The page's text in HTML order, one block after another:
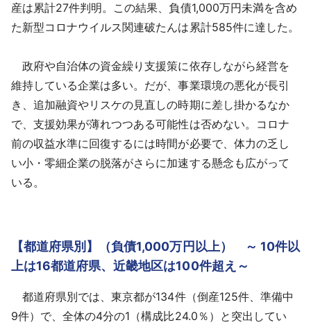
産は累計27件判明。この結果、負債1,000万円未満を含め
た新型コロナウイルス関連破たんは累計585件に達した。
政府や自治体の資金繰り支援策に依存しながら経営を
維持している企業は多い。だが、事業環境の悪化が長引
き、追加融資やリスケの見直しの時期に差し掛かるなか
で、支援効果が薄れつつある可能性は否めない。コロナ
前の収益水準に回復するには時間が必要で、体力の乏し
い小・零細企業の脱落がさらに加速する懸念も広がって
いる。
【都道府県別】（負債1,000万円以上） ～ 10件以
上は16都道府県、近畿地区は100件超え～
都道府県別では、東京都が134件（倒産125件、準備中
9件）で、全体の4分の1（構成比24.0％）と突出してい